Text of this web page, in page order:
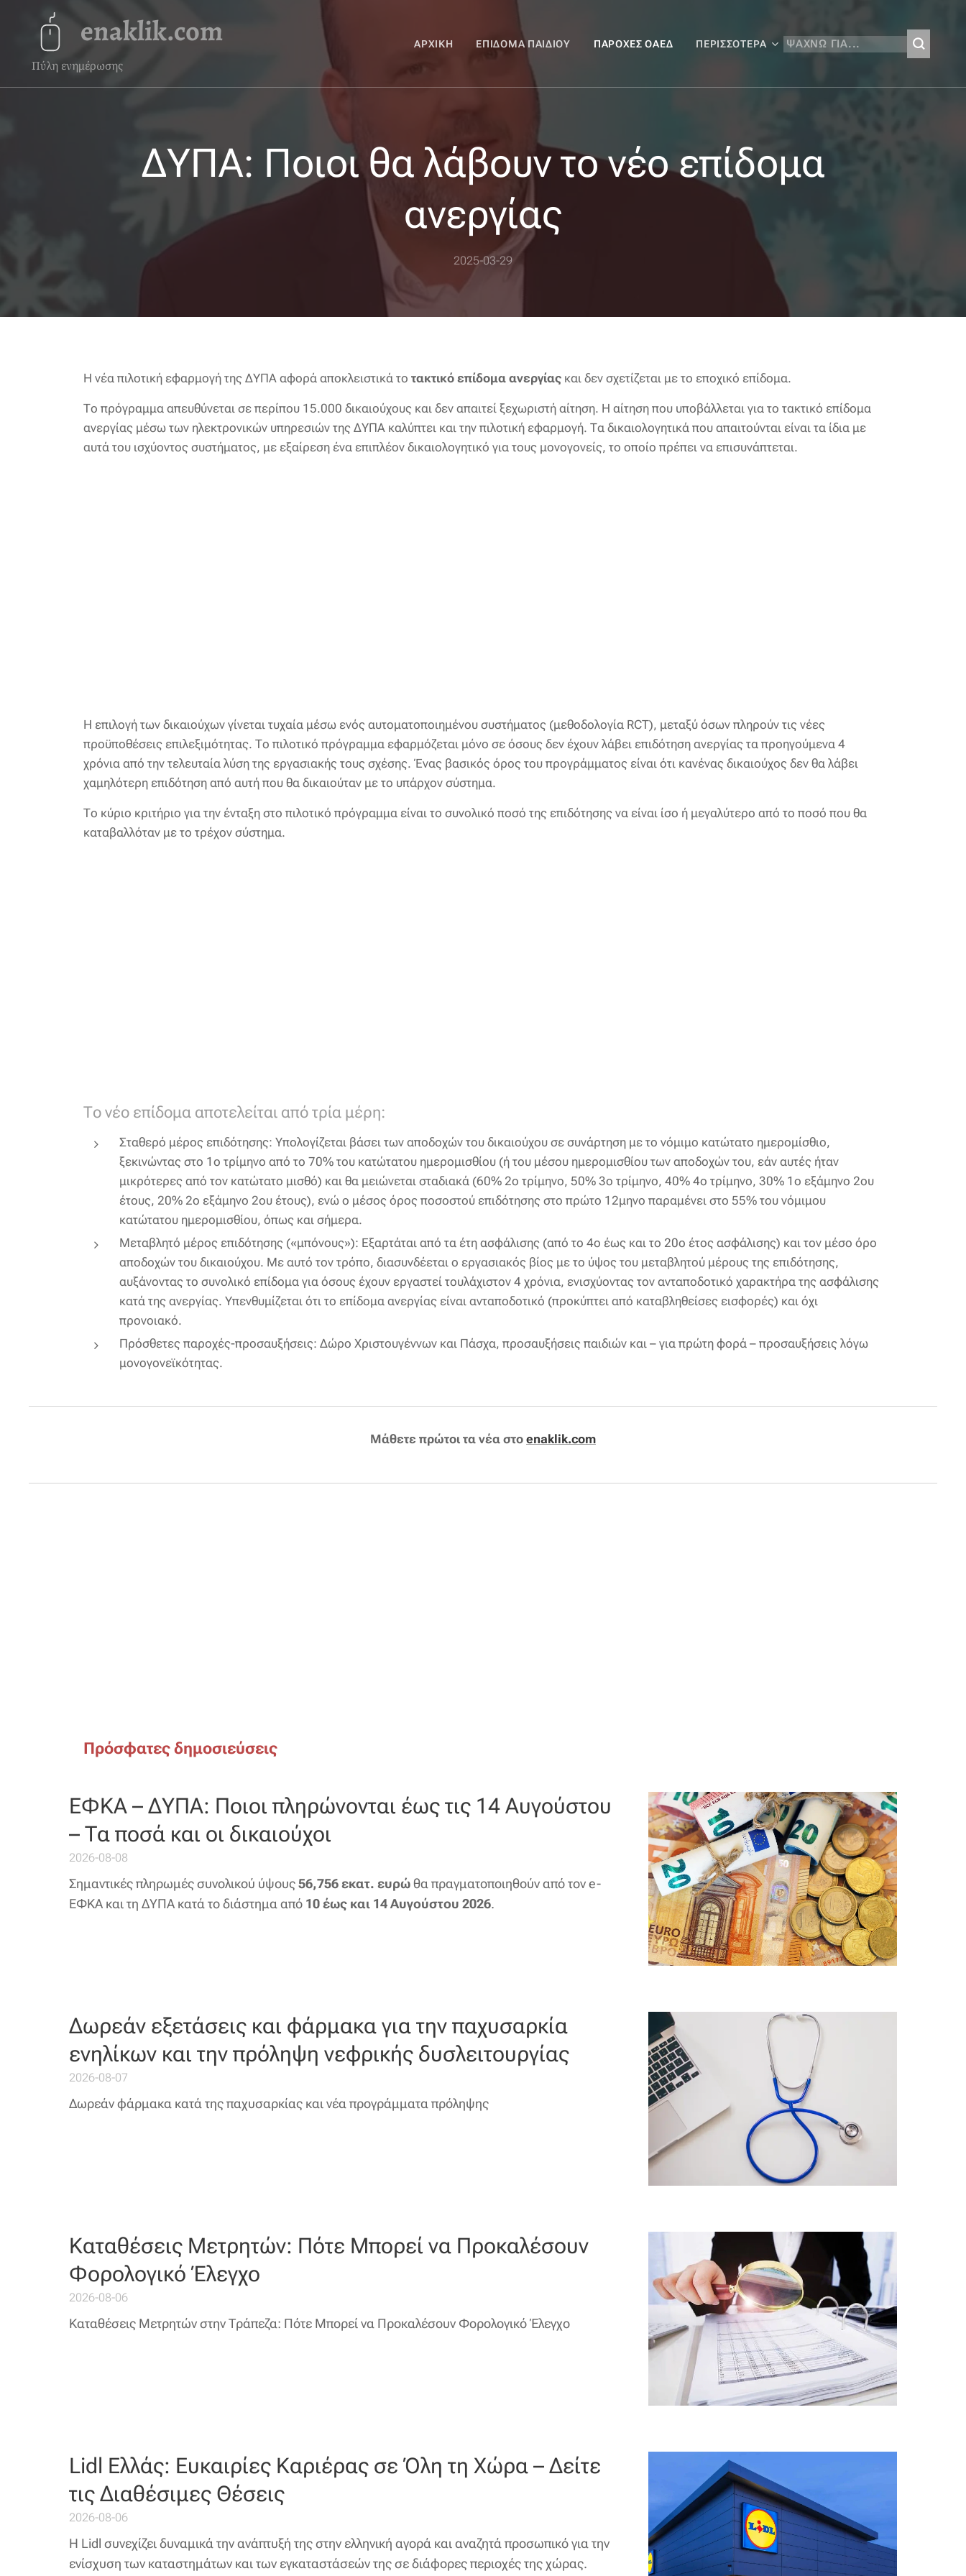
enaklik.com
Πύλη ενημέρωσης
ΑΡΧΙΚΉ ΕΠΊΔΟΜΑ ΠΑΙΔΙΟΎ ΠΑΡΟΧΈΣ ΟΑΕΔ ΠΕΡΙΣΣΌΤΕΡΑ
ΔΥΠΑ: Ποιοι θα λάβουν το νέο επίδομα
ανεργίας
2025-03-29
Η νέα πιλοτική εφαρμογή της ΔΥΠΑ αφορά αποκλειστικά το τακτικό επίδομα ανεργίας και δεν σχετίζεται με το εποχικό επίδομα.
Το πρόγραμμα απευθύνεται σε περίπου 15.000 δικαιούχους και δεν απαιτεί ξεχωριστή αίτηση. Η αίτηση που υποβάλλεται για το τακτικό επίδομα
ανεργίας μέσω των ηλεκτρονικών υπηρεσιών της ΔΥΠΑ καλύπτει και την πιλοτική εφαρμογή. Τα δικαιολογητικά που απαιτούνται είναι τα ίδια με
αυτά του ισχύοντος συστήματος, με εξαίρεση ένα επιπλέον δικαιολογητικό για τους μονογονείς, το οποίο πρέπει να επισυνάπτεται.
Η επιλογή των δικαιούχων γίνεται τυχαία μέσω ενός αυτοματοποιημένου συστήματος (μεθοδολογία RCT), μεταξύ όσων πληρούν τις νέες
προϋποθέσεις επιλεξιμότητας. Το πιλοτικό πρόγραμμα εφαρμόζεται μόνο σε όσους δεν έχουν λάβει επιδότηση ανεργίας τα προηγούμενα 4
χρόνια από την τελευταία λύση της εργασιακής τους σχέσης. Ένας βασικός όρος του προγράμματος είναι ότι κανένας δικαιούχος δεν θα λάβει
χαμηλότερη επιδότηση από αυτή που θα δικαιούταν με το υπάρχον σύστημα.
Το κύριο κριτήριο για την ένταξη στο πιλοτικό πρόγραμμα είναι το συνολικό ποσό της επιδότησης να είναι ίσο ή μεγαλύτερο από το ποσό που θα
καταβαλλόταν με το τρέχον σύστημα.
Το νέο επίδομα αποτελείται από τρία μέρη:
Σταθερό μέρος επιδότησης: Υπολογίζεται βάσει των αποδοχών του δικαιούχου σε συνάρτηση με το νόμιμο κατώτατο ημερομίσθιο,
ξεκινώντας στο 1ο τρίμηνο από το 70% του κατώτατου ημερομισθίου (ή του μέσου ημερομισθίου των αποδοχών του, εάν αυτές ήταν
μικρότερες από τον κατώτατο μισθό) και θα μειώνεται σταδιακά (60% 2ο τρίμηνο, 50% 3ο τρίμηνο, 40% 4ο τρίμηνο, 30% 1ο εξάμηνο 2ου
έτους, 20% 2ο εξάμηνο 2ου έτους), ενώ ο μέσος όρος ποσοστού επιδότησης στο πρώτο 12μηνο παραμένει στο 55% του νόμιμου
κατώτατου ημερομισθίου, όπως και σήμερα.
Μεταβλητό μέρος επιδότησης («μπόνους»): Εξαρτάται από τα έτη ασφάλισης (από το 4ο έως και το 20ο έτος ασφάλισης) και τον μέσο όρο
αποδοχών του δικαιούχου. Με αυτό τον τρόπο, διασυνδέεται ο εργασιακός βίος με το ύψος του μεταβλητού μέρους της επιδότησης,
αυξάνοντας το συνολικό επίδομα για όσους έχουν εργαστεί τουλάχιστον 4 χρόνια, ενισχύοντας τον ανταποδοτικό χαρακτήρα της ασφάλισης
κατά της ανεργίας. Υπενθυμίζεται ότι το επίδομα ανεργίας είναι ανταποδοτικό (προκύπτει από καταβληθείσες εισφορές) και όχι
προνοιακό.
Πρόσθετες παροχές-προσαυξήσεις: Δώρο Χριστουγέννων και Πάσχα, προσαυξήσεις παιδιών και – για πρώτη φορά – προσαυξήσεις λόγω
μονογονεϊκότητας.
Μάθετε πρώτοι τα νέα στο enaklik.com
Πρόσφατες δημοσιεύσεις
ΕΦΚΑ – ΔΥΠΑ: Ποιοι πληρώνονται έως τις 14 Αυγούστου
– Τα ποσά και οι δικαιούχοι
2026-08-08
Σημαντικές πληρωμές συνολικού ύψους56,756 εκατ. ευρώθα πραγματοποιηθούν από τον e-
ΕΦΚΑ και τη ΔΥΠΑ κατά το διάστημα από 10 έως και 14 Αυγούστου 2026.
Δωρεάν εξετάσεις και φάρμακα για την παχυσαρκία
ενηλίκων και την πρόληψη νεφρικής δυσλειτουργίας
2026-08-07
Δωρεάν φάρμακα κατά της παχυσαρκίας και νέα προγράμματα πρόληψης
Καταθέσεις Μετρητών: Πότε Μπορεί να Προκαλέσουν
Φορολογικό Έλεγχο
2026-08-06
Καταθέσεις Μετρητών στην Τράπεζα: Πότε Μπορεί να Προκαλέσουν Φορολογικό Έλεγχο
Lidl Ελλάς: Ευκαιρίες Καριέρας σε Όλη τη Χώρα – Δείτε
τις Διαθέσιμες Θέσεις
2026-08-06
Η Lidl συνεχίζει δυναμικά την ανάπτυξή της στην ελληνική αγορά και αναζητά προσωπικό για την
ενίσχυση των καταστημάτων και των εγκαταστάσεών της σε διάφορες περιοχές της χώρας.